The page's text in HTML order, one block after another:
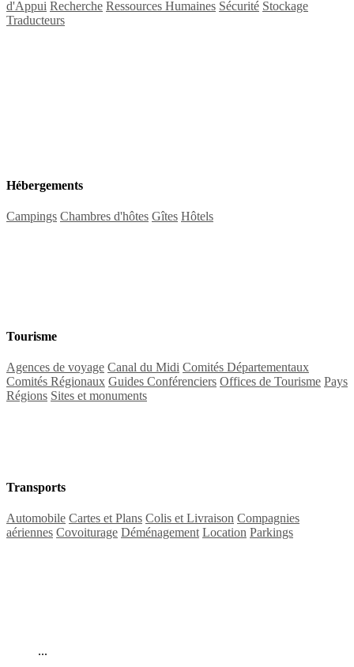
d'Appui Recherche Ressources Humaines Sécurité Stockage
Traducteurs
Hébergements
Campings Chambres d'hôtes Gîtes Hôtels
Tourisme
Agences de voyage Canal du Midi Comités Départementaux
Comités Régionaux Guides Conférenciers Offices de Tourisme Pays
Régions Sites et monuments
Transports
Automobile Cartes et Plans Colis et Livraison Compagnies
aériennes Covoiturage Déménagement Location Parkings
...